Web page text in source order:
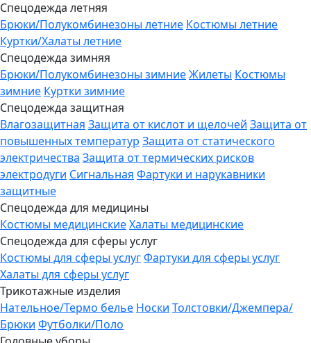
Спецодежда летняя
Брюки/Полукомбинезоны летние Костюмы летние
Куртки/Халаты летние
Спецодежда зимняя
Брюки/Полукомбинезоны зимниеЖилеты Костюмы
зимние Куртки зимние
Спецодежда защитная
Влагозащитная Защита от кислот и щелочей Защита от
повышенных температур Защита от статического
электричества Защита от термических рисков
электродуги Сигнальная Фартуки и нарукавники
защитные
Спецодежда для медицины
Костюмы медицинскиеХалаты медицинские
Спецодежда для сферы услуг
Костюмы для сферы услугФартуки для сферы услуг
Халаты для сферы услуг
Трикотажные изделия
Нательное/Термо белье Носки Толстовки/Джемпера/
Брюки Футболки/Поло